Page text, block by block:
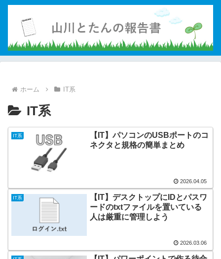
ホーム IT系
IT系
IT系
【IT】パソコンのUSBポートのコ
ネクタと規格の簡単まとめ
2026.04.05
IT系
【IT】デスクトップにIDとパスワ
ードのtxtファイルを置いている
人は厳重に管理しよう
2026.03.06